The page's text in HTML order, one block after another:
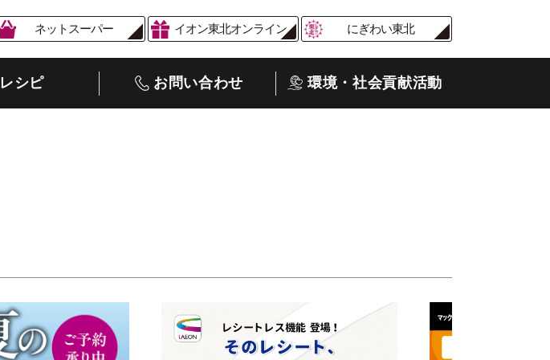
ネットスーパー イオン東北オンライン にぎわい東北
レシピ お問い合わせ 環境・社会貢献活動